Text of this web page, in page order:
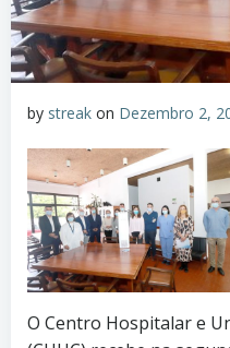
by streak on Dezembro 2,
O Centro Hospitalar e